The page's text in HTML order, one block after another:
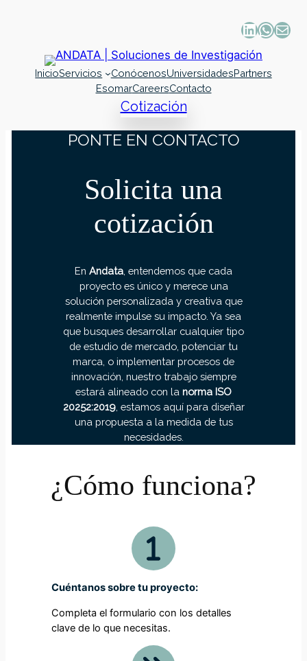
InicioServicios ConócenosUniversidadesPartners
EsomarCareersContacto
Cotización
PONTE EN CONTACTO
Solicita una
cotización
En Andata , entendemos que cada
proyecto es único y merece una
solución personalizada y creativa que
realmente impulse su impacto. Ya sea
que busques desarrollar cualquier tipo
de estudio de mercado, potenciar tu
marca, o implementar procesos de
innovación, nuestro trabajo siempre
estará alineado con la norma ISO
20252:2019, estamos aquí para diseñar
una propuesta a la medida de tus
necesidades.
¿Cómo funciona?
Cuéntanos sobre tu proyecto:
Completa el formulario con los detalles
clave de lo que necesitas.